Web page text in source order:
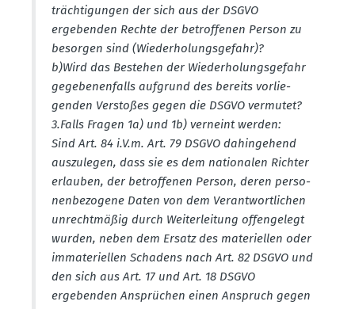
träch­ti­gungen der sich aus der DSGVO
ergebenden Rechte der betrof­fenen Person zu
besorgen sind (Wieder­ho­lungs­gefahr)?
b)Wird das Bestehen der Wieder­ho­lungs­gefahr
gegebe­nen­falls aufgrund des bereits vorlie­
genden Verstoßes gegen die DSGVO vermutet?
3.​Falls Fragen 1a) und 1b) verneint werden:
Sind Art. 84 i.V.m. Art. 79 DSGVO dahin­gehend
auszu­legen, dass sie es dem natio­nalen Richter
erlauben, der betrof­fenen Person, deren perso­
nen­be­zogene Daten von dem Verant­wort­lichen
unrecht­mäßig durch Weiter­leitung offen­gelegt
wurden, neben dem Ersatz des materi­ellen oder
immate­ri­ellen Schadens nach Art. 82 DSGVO und
den sich aus Art. 17 und Art. 18 DSGVO
ergebenden Ansprüchen einen Anspruch gegen